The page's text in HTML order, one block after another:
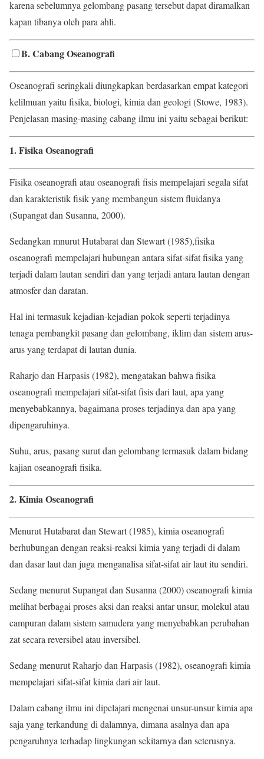
karena sebelumnya gelombang pasang tersebut dapat diramalkan
kapan tibanya oleh para ahli.
B. Cabang Oseanografi
Oseanografi seringkali diungkapkan berdasarkan empat kategori
kelilmuan yaitu fisika, biologi, kimia dan geologi (Stowe, 1983).
Penjelasan masing-masing cabang ilmu ini yaitu sebagai berikut:
1. Fisika Oseanografi
Fisika oseanografi atau oseanografi fisis mempelajari segala sifat
dan karakteristik fisik yang membangun sistem fluidanya
(Supangat dan Susanna, 2000).
Sedangkan mnurut Hutabarat dan Stewart (1985),fisika
oseanografi mempelajari hubungan antara sifat-sifat fisika yang
terjadi dalam lautan sendiri dan yang terjadi antara lautan dengan
atmosfer dan daratan.
Hal ini termasuk kejadian-kejadian pokok seperti terjadinya
tenaga pembangkit pasang dan gelombang, iklim dan sistem arus-
arus yang terdapat di lautan dunia.
Raharjo dan Harpasis (1982), mengatakan bahwa fisika
oseanografi mempelajari sifat-sifat fisis dari laut, apa yang
menyebabkannya, bagaimana proses terjadinya dan apa yang
dipengaruhinya.
Suhu, arus, pasang surut dan gelombang termasuk dalam bidang
kajian oseanografi fisika.
2. Kimia Oseanografi
Menurut Hutabarat dan Stewart (1985), kimia oseanografi
berhubungan dengan reaksi-reaksi kimia yang terjadi di dalam
dan dasar laut dan juga menganalisa sifat-sifat air laut itu sendiri.
Sedang menurut Supangat dan Susanna (2000) oseanografi kimia
melihat berbagai proses aksi dan reaksi antar unsur, molekul atau
campuran dalam sistem samudera yang menyebabkan perubahan
zat secara reversibel atau inversibel.
Sedang menurut Raharjo dan Harpasis (1982), oseanografi kimia
mempelajari sifat-sifat kimia dari air laut.
Dalam cabang ilmu ini dipelajari mengenai unsur-unsur kimia apa
saja yang terkandung di dalamnya, dimana asalnya dan apa
pengaruhnya terhadap lingkungan sekitarnya dan seterusnya.